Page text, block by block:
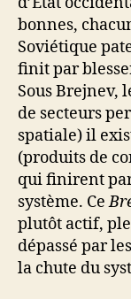
bonnes,
Soviétique
finit par
Sous Brejnev,
de secteurs
spatiale) il
(produits de
qui finirent
système. Ce
plutôt actif,
dépassé par
la chute du